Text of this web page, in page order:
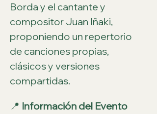
Borda y el cantante y
compositor Juan Iñaki,
proponiendo un repertorio
de canciones propias,
clásicos y versiones
compartidas.
📍 Información del Evento